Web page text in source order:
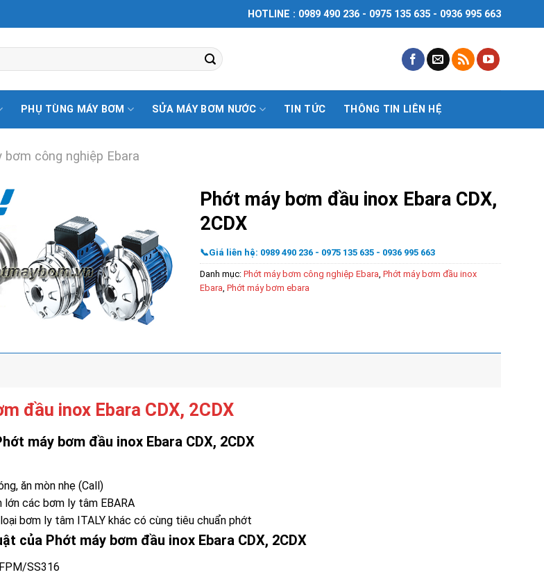
HOTLINE : 0989 490 236 - 0975 135 635 - 0936 995 663
PHỤ TÙNG MÁY BƠM SỬA MÁY BƠM NƯỚC TIN TỨC THÔNG TIN LIÊN HỆ
bơm công nghiệp Ebara
Phớt máy bơm đầu inox Ebara CDX,
2CDX
📞Giá liên hệ: 0989 490 236 - 0975 135 635 - 0936 995 663
Danh mục: Phớt máy bơm công nghiệp Ebara Phớt máy bơm đầu inox
Ebara Phớt máy bơm ebara
đầu inox Ebara CDX, 2CDX
máy bơm đầu inox Ebara CDX, 2CDX
ăn mòn nhẹ (Call)
các bơm ly tâm EBARA
bơm ly tâm ITALY khác có cùng tiêu chuẩn phớt
của Phớt máy bơm đầu inox Ebara CDX, 2CDX
SS316